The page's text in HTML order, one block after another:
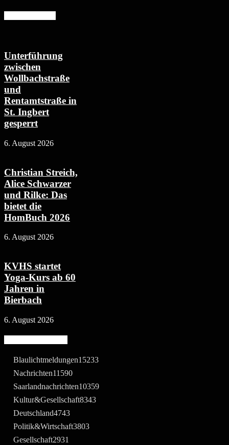
Unterführung
zwischen
Wollbachstraße
und
Rentamtstraße in
St. Ingbert
gesperrt
6. August 2026
Christian Streich,
Alice Schwarzer
und Rilke: Das
bietet die
HomBuch 2026
6. August 2026
KVHS startet
Yoga-Kurs ab 60
Jahren in
Bierbach
6. August 2026
Blaulichtmeldungen15233
Nachrichten11590
Saarlandnachrichten10359
Kultur&Gesellschaft8343
Deutschland4743
Politik&Wirtschaft3803
Gesellschaft2931